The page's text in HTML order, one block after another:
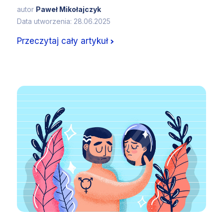
autor Paweł Mikołajczyk
Data utworzenia: 28.06.2025
Przeczytaj cały artykuł